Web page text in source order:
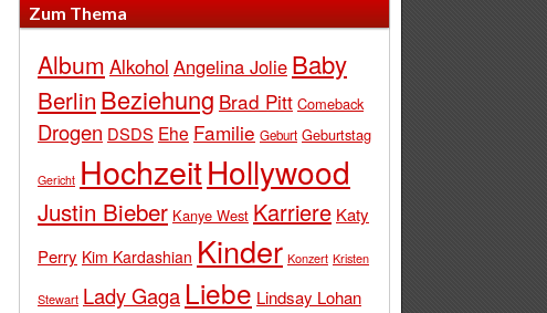
Zum Thema
Album Alkohol Angelina Jolie Baby
Berlin Beziehung Brad Pitt Comeback
Drogen DSDS Ehe Familie Geburt Geburtstag
Gericht HochzeitHollywood
Justin Bieber Kanye West Karriere Katy
Perry Kim Kardashian Kinder Konzert Kristen
Stewart Lady Gaga Liebe Lindsay Lohan